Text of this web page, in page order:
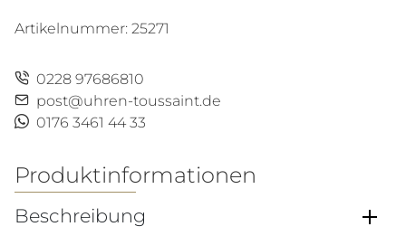
Artikelnummer: 25271
0228 97686810
post@uhren-toussaint.de
0176 3461 44 33
Produktinformationen
Beschreibung